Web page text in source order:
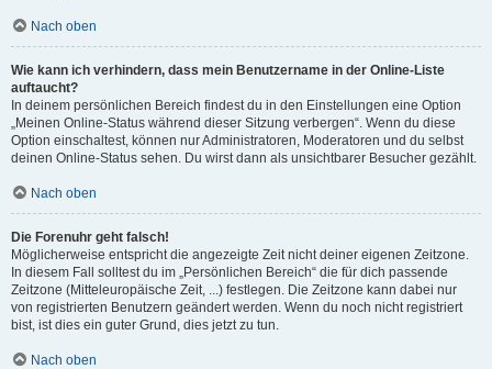
Nach oben
Wie kann ich verhindern, dass mein Benutzername in der Online-Liste
auftaucht?
In deinem persönlichen Bereich findest du in den Einstellungen eine Option
„Meinen Online-Status während dieser Sitzung verbergen“. Wenn du diese
Option einschaltest, können nur Administratoren, Moderatoren und du selbst
deinen Online-Status sehen. Du wirst dann als unsichtbarer Besucher gezählt.
Nach oben
Die Forenuhr geht falsch!
Möglicherweise entspricht die angezeigte Zeit nicht deiner eigenen Zeitzone.
In diesem Fall solltest du im „Persönlichen Bereich“ die für dich passende
Zeitzone (Mitteleuropäische Zeit, ...) festlegen. Die Zeitzone kann dabei nur
von registrierten Benutzern geändert werden. Wenn du noch nicht registriert
bist, ist dies ein guter Grund, dies jetzt zu tun.
Nach oben